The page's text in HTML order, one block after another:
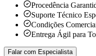
Procedência
Suporte Técnico
Condições
Entrega Ágil para
Falar com Especialista